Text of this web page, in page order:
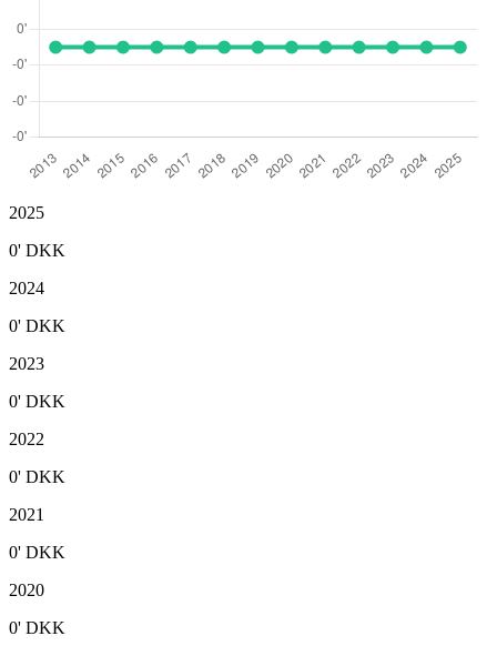
2025
0' DKK
2024
0' DKK
2023
0' DKK
2022
0' DKK
2021
0' DKK
2020
0' DKK